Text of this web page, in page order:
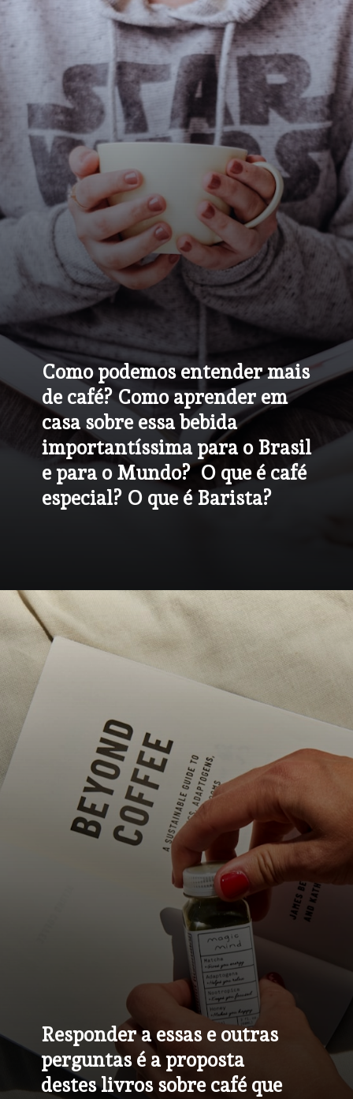
Como podemos entender mais
de café? Como aprender em
casa sobre essa bebida
importantíssima para o Brasil
e para o Mundo?  O que é café
especial? O que é Barista?
Responder a essas e outras
perguntas é a proposta
destes livros sobre café que